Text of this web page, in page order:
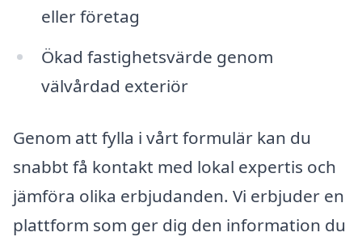
eller företag
Ökad fastighetsvärde genom
välvårdad exteriör
Genom att fylla i vårt formulär kan du
snabbt få kontakt med lokal expertis och
jämföra olika erbjudanden. Vi erbjuder en
plattform som ger dig den information du